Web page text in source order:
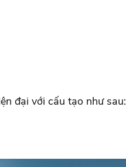
đại với cấu tạo như sau: